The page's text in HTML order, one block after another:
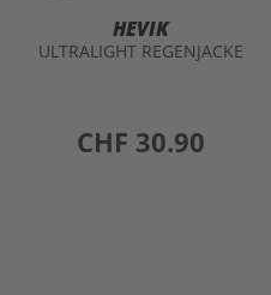
HEVIK
ULTRALIGHT REGENJACKE
preis
CHF 30.90